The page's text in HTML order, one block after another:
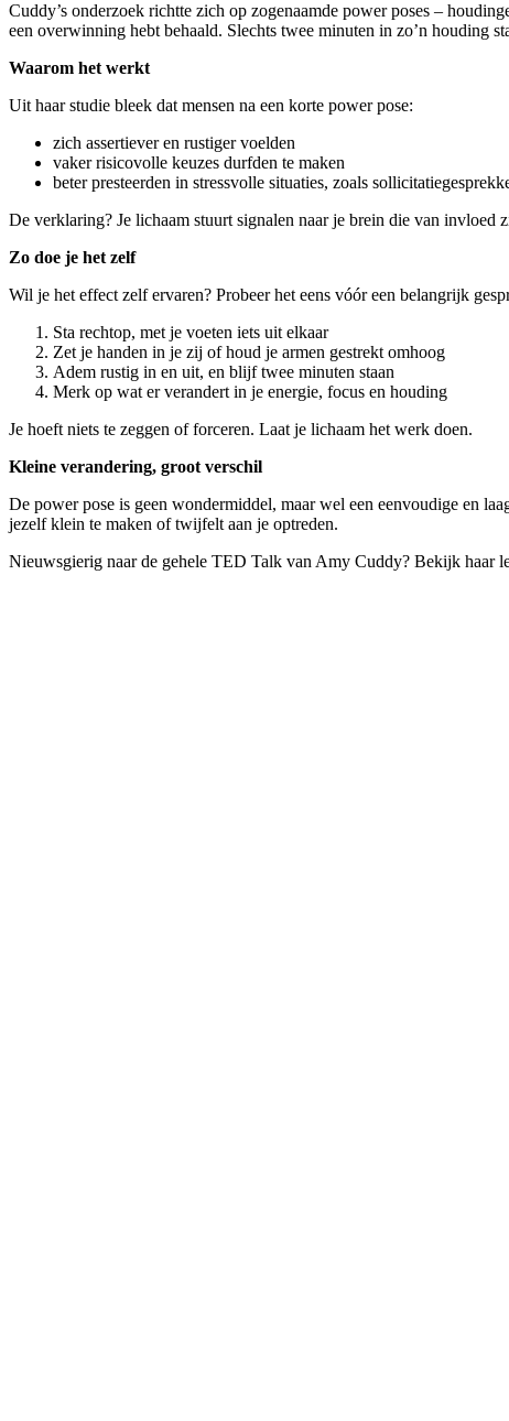
Cuddy’s onderzoek richtte zich op zogenaamde power poses –
een overwinning hebt behaald. Slechts twee minuten in zo’n houding
Waarom het werkt
Uit haar studie bleek dat mensen na een korte power pose:
zich assertiever en rustiger voelden
vaker risicovolle keuzes durfden te maken
beter presteerden in stressvolle situaties, zoals
De verklaring? Je lichaam stuurt signalen naar je brein die van invloed
Zo doe je het zelf
Wil je het effect zelf ervaren? Probeer het eens vóór een belangrijk
Sta rechtop, met je voeten iets uit elkaar
Zet je handen in je zij of houd je armen gestrekt omhoog
Adem rustig in en uit, en blijf twee minuten staan
Merk op wat er verandert in je energie, focus en houding
Je hoeft niets te zeggen of forceren. Laat je lichaam het werk doen.
Kleine verandering, groot verschil
De power pose is geen wondermiddel, maar wel een eenvoudige en
jezelf klein te maken of twijfelt aan je optreden.
Nieuwsgierig naar de gehele TED Talk van Amy Cuddy? Bekijk haar